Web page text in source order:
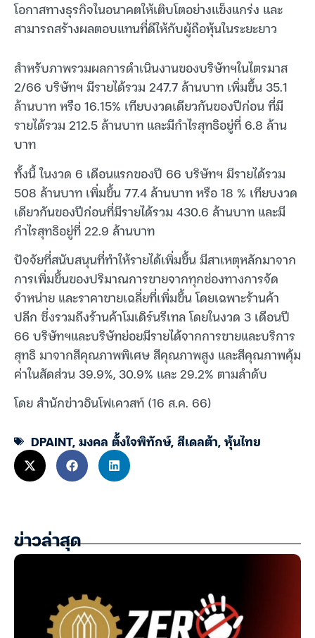
โอกาสทางธุรกิจในอนาคตให้เติบโตอย่างแข็งแกร่ง และ
สามารถสร้างผลตอบแทนที่ดีให้กับผู้ถือหุ้นในระยะยาว
สำหรับภาพรวมผลการดำเนินงานของบริษัทฯในไตรมาส
2/66 บริษัทฯ มีรายได้รวม 247.7 ล้านบาท เพิ่มขึ้น 35.1
ล้านบาท หรือ 16.15% เทียบงวดเดียวกันของปีก่อน ที่มี
รายได้รวม 212.5 ล้านบาท และมีกำไรสุทธิอยู่ที่ 6.8 ล้าน
บาท
ทั้งนี้ ในงวด 6 เดือนแรกของปี 66 บริษัทฯ มีรายได้รวม
508 ล้านบาท เพิ่มขึ้น 77.4 ล้านบาท หรือ 18 % เทียบงวด
เดียวกันของปีก่อนที่มีรายได้รวม 430.6 ล้านบาท และมี
กำไรสุทธิอยู่ที่ 22.9 ล้านบาท
ปัจจัยที่สนับสนุนที่ทำให้รายได้เพิ่มขึ้น มีสาเหตุหลักมาจาก
การเพิ่มขึ้นของปริมาณการขายจากทุกช่องทางการจัด
จำหน่าย และราคาขายเฉลี่ยที่เพิ่มขึ้น โดยเฉพาะร้านค้า
ปลีก ซึ่งรวมถึงร้านค้าโมเดิร์นรีเทล โดยในงวด 3 เดือนปี
66 บริษัทฯและบริษัทย่อยมีรายได้จากการขายและบริการ
สุทธิ มาจากสีคุณภาพพิเศษ สีคุณภาพสูง และสีคุณภาพคุ้ม
ค่าในสัดส่วน 39.9%, 30.9% และ 29.2% ตามลำดับ
โดย สำนักข่าวอินโฟเควสท์ (16 ส.ค. 66)
DPAINT,มงคล ตั้งใจพิทักษ์,สีเดลต้า,หุ้นไทย
ข่าวล่าสุด